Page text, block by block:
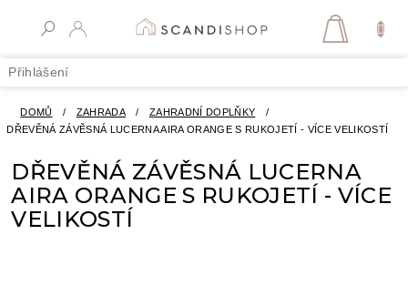
Přihlášení
DOMŮ / ZAHRADA / ZAHRADNÍ DOPLŇKY
/
DŘEVĚNÁ ZÁVĚSNÁ LUCERNA AIRA ORANGE S RUKOJETÍ - VÍCE VELIKOSTÍ
DŘEVĚNÁ ZÁVĚSNÁ LUCERNA
AIRA ORANGE S RUKOJETÍ - VÍCE
VELIKOSTÍ